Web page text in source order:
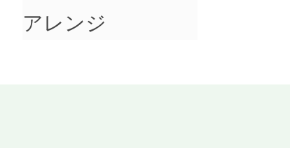
アレンジ